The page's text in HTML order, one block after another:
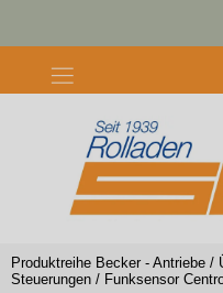
Produktreihe Becker - Antriebe /
Steuerungen / Funksensor